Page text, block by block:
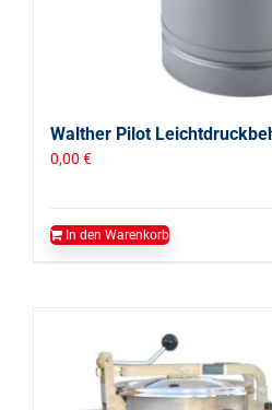
Walther Pilot
0,00 €
In den Warenkorb